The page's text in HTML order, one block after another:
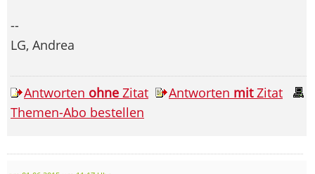
--
LG, Andrea
Antworten ohne Zitat Antworten mitZitat
Themen-Abo bestellen